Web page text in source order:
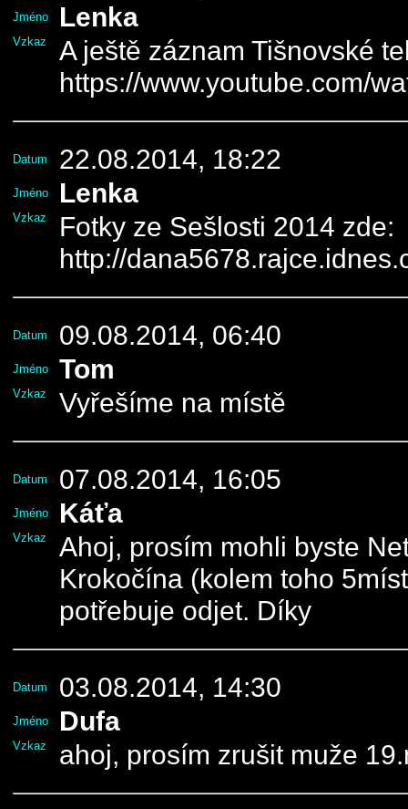
Jméno Lenka
Vzkaz
A ještě záznam Tišnovské
https://www.youtube.com/
Datum 22.08.2014, 18:22
Jméno Lenka
Vzkaz
Fotky ze Sešlosti 2014 zde:
http://
Datum 09.08.2014, 06:40
Jméno Tom
Vzkaz Vyřešíme na místě
Datum 07.08.2014, 16:05
Jméno Káťa
Vzkaz
Ahoj, prosím mohli byste
Krokočína (kolem toho
potřebuje odjet. Díky
Datum 03.08.2014, 14:30
Jméno Dufa
Vzkaz ahoj, prosím zrušit muže